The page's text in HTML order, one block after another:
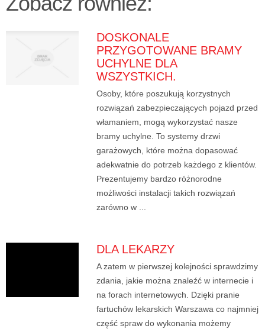
DOSKONALE
PRZYGOTOWANE BRAMY
UCHYLNE DLA
WSZYSTKICH.
Osoby, które poszukują korzystnych
rozwiązań zabezpieczających pojazd przed
włamaniem, mogą wykorzystać nasze
bramy uchylne. To systemy drzwi
garażowych, które można dopasować
adekwatnie do potrzeb każdego z klientów.
Prezentujemy bardzo różnorodne
możliwości instalacji takich rozwiązań
zarówno w ...
DLA LEKARZY
A zatem w pierwszej kolejności sprawdzimy
zdania, jakie można znaleźć w internecie i
na forach internetowych. Dzięki pranie
fartuchów lekarskich Warszawa co najmniej
część spraw do wykonania możemy